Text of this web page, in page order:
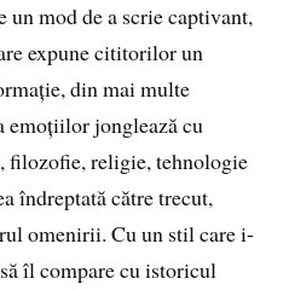
mod de a scrie captivant,
expune cititorilor un
din mai multe
jonglează cu
filozofie, religie, tehnologie
îndreptată către trecut,
omenirii. Cu un stil care i-
îl compare cu istoricul